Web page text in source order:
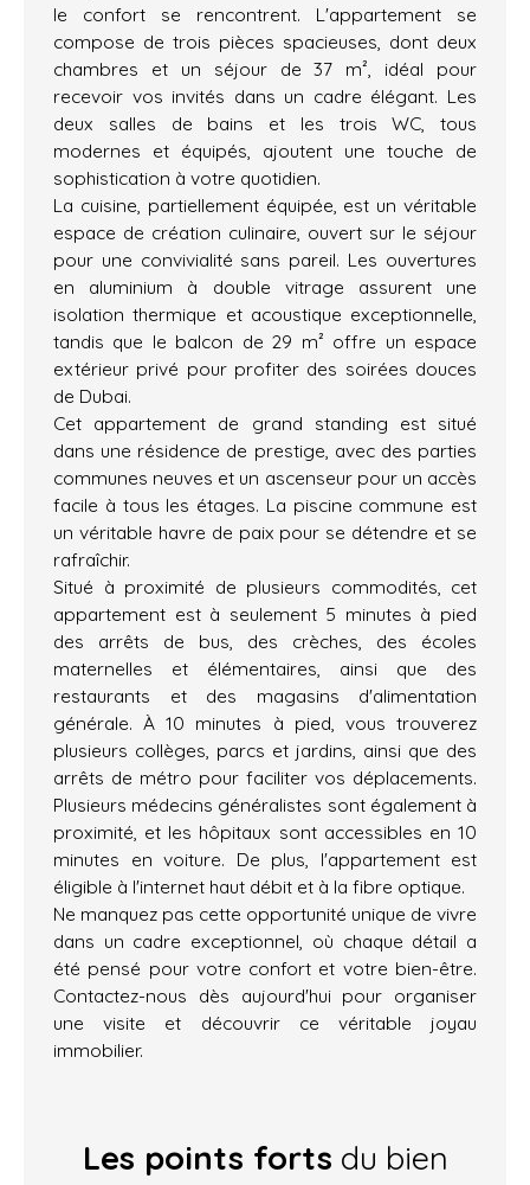
le confort se rencontrent. L'appartement se
compose de trois pièces spacieuses, dont deux
chambres et un séjour de 37 m², idéal pour
recevoir vos invités dans un cadre élégant. Les
deux salles de bains et les trois WC, tous
modernes et équipés, ajoutent une touche de
sophistication à votre quotidien.
La cuisine, partiellement équipée, est un véritable
espace de création culinaire, ouvert sur le séjour
pour une convivialité sans pareil. Les ouvertures
en aluminium à double vitrage assurent une
isolation thermique et acoustique exceptionnelle,
tandis que le balcon de 29 m² offre un espace
extérieur privé pour profiter des soirées douces
de Dubai.
Cet appartement de grand standing est situé
dans une résidence de prestige, avec des parties
communes neuves et un ascenseur pour un accès
facile à tous les étages. La piscine commune est
un véritable havre de paix pour se détendre et se
rafraîchir.
Situé à proximité de plusieurs commodités, cet
appartement est à seulement 5 minutes à pied
des arrêts de bus, des crèches, des écoles
maternelles et élémentaires, ainsi que des
restaurants et des magasins d'alimentation
générale. À 10 minutes à pied, vous trouverez
plusieurs collèges, parcs et jardins, ainsi que des
arrêts de métro pour faciliter vos déplacements.
Plusieurs médecins généralistes sont également à
proximité, et les hôpitaux sont accessibles en 10
minutes en voiture. De plus, l'appartement est
éligible à l'internet haut débit et à la fibre optique.
Ne manquez pas cette opportunité unique de vivre
dans un cadre exceptionnel, où chaque détail a
été pensé pour votre confort et votre bien-être.
Contactez-nous dès aujourd'hui pour organiser
une visite et découvrir ce véritable joyau
immobilier.
Les points forts du bien